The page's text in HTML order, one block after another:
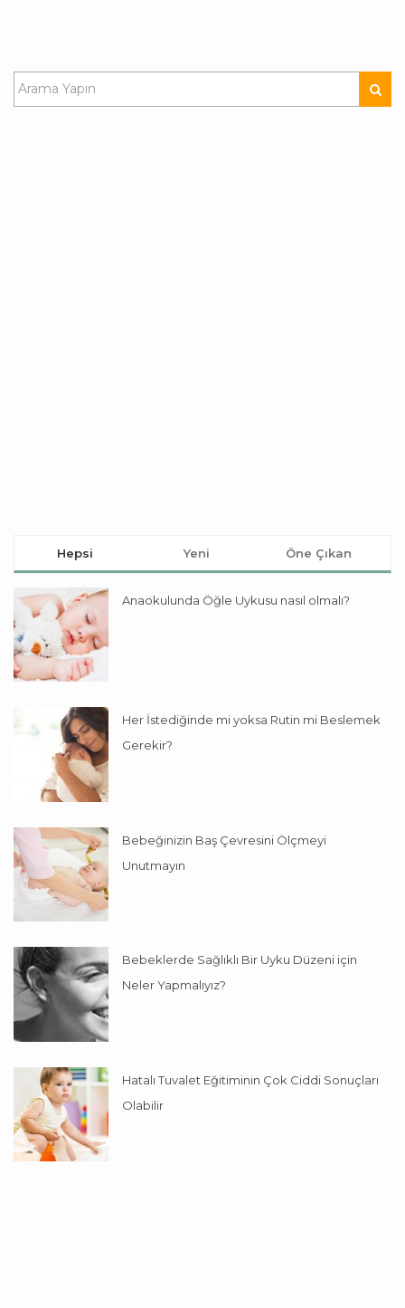
Hepsi Yeni Öne Çıkan
Anaokulunda Öğle Uykusu nasıl olmalı?
Her İstediğinde mi yoksa Rutin mi Beslemek
Gerekir?
Bebeğinizin Baş Çevresini Ölçmeyi
Unutmayın
Bebeklerde Sağlıklı Bir Uyku Düzeni için
Neler Yapmalıyız?
Hatalı Tuvalet Eğitiminin Çok Ciddi Sonuçları
Olabilir